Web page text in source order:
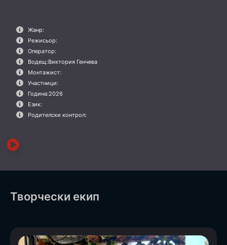
Жанр:
Режисьор:
Оператор:
Водещ:Виктория Генчева
Монтажист:
Участници:
Година:2026
Език:
Родителски контрол:
Творчески екип